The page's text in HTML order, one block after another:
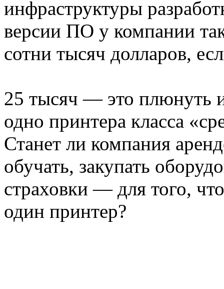
инфраструктуры
версии ПО у компании
сотни тысяч долларов,
25 тысяч — это плюнуть
одно принтера класса
Станет ли компания
обучать, закупать
страховки — для того,
один принтер?